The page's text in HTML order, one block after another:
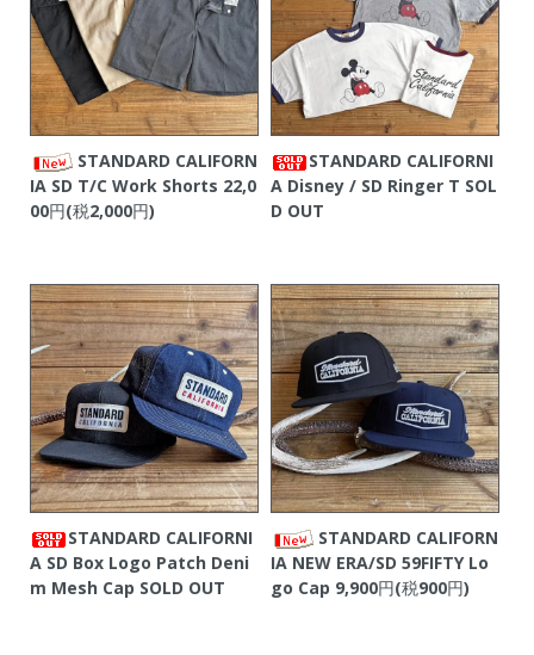
STANDARD CALIFORN
IA SD T/C Work Shorts 22,0
00円(税2,000円)
STANDARD CALIFORNI
A Disney / SD Ringer T SOL
D OUT
STANDARD CALIFORNI
A SD Box Logo Patch Deni
m Mesh Cap SOLD OUT
STANDARD CALIFORN
IA NEW ERA/SD 59FIFTY Lo
go Cap 9,900円(税900円)